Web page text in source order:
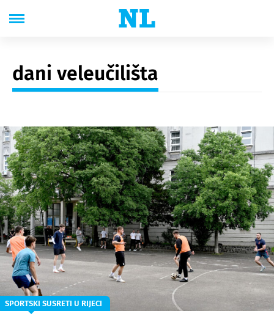
dani veleučilišta
SPORTSKI SUSRETI U RIJECI